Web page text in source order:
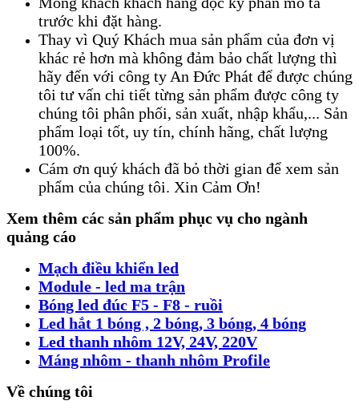
trước khi đặt hàng.
Thay vì Quý Khách mua sản phẩm của đơn vị
khác rẻ hơn mà không đảm bảo chất lượng thì
hãy đến với công ty An Đức Phát để được chúng
tôi tư vấn chi tiết từng sản phẩm được công ty
chúng tôi phân phối, sản xuất, nhập khẩu,... Sản
phẩm loại tốt, uy tín, chính hãng, chất lượng
100%.
Cám ơn quý khách đã bỏ thời gian để xem sản
phẩm của chúng tôi. Xin Cảm Ơn!
Xem thêm các sản phẩm phục vụ cho ngành
quảng cáo
Mạch điều khiển led
Module - led ma trận
Bóng led đúc F5 - F8 - ruồi
Led hắt 1 bóng , 2 bóng, 3 bóng, 4 bóng
Led thanh nhôm 12V, 24V, 220V
Máng nhôm - thanh nhôm Profile
Về chúng tôi